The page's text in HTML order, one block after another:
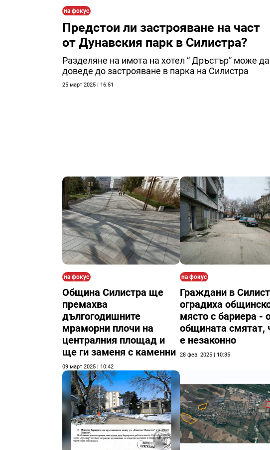
на фокус
Предстои ли застрояване на част
от Дунавския парк в Силистра?
Разделяне на имота на хотел “ Дръстър” може да
доведе до застрояване в парка на Силистра
25 март 2025 | 16:51
на фокус
Община Силистра ще
премахва
дългогодишните
мраморни плочи на
централния площад и
ще ги заменя с камeнни
09 март 2025 | 10:42
на фокус
Граждани в
оградиха
място с бариера -
общината смятат,
е незаконно
28 фев. 2025 | 10:35